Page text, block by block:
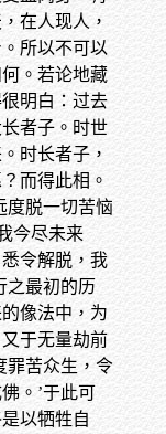
在人现人，
所以不可以
。若论地藏
明白：过去
者子。时世
时长者子，
而得此相。
度脱一切苦恼
今尽未来
令解脱，我
之最初的历
像法中，为
于无量劫前
罪苦众生，令
。’于此可
以牺牲自